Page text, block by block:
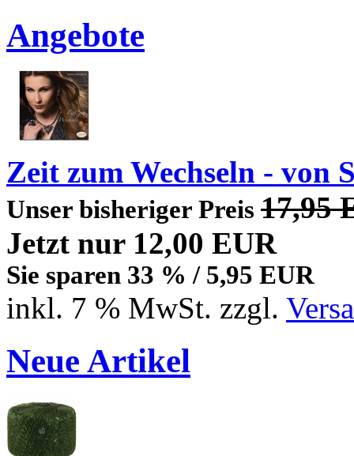
Angebote
Zeit zum Wechseln - von
Unser bisheriger Preis 17,95
Jetzt nur 12,00 EUR
Sie sparen 33 % / 5,95 EUR
inkl. 7 % MwSt. zzgl.
Neue Artikel